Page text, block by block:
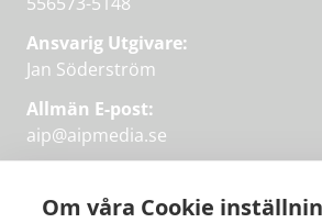
Om våra Cookie
Ansvarig Utgivare:
Jan Söderström
Allmän E-post:
aip@aipmedia.se
aip@flowyinfo.seeller 08-1210 60